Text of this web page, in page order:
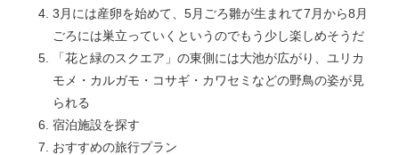
3月には産卵を始めて、5月ごろ雛が生まれて7月から8月
ごろには巣立っていくというのでもう少し楽しめそうだ
「花と緑のスクエア」の東側には大池が広がり、ユリカ
モメ・カルガモ・コサギ・カワセミなどの野鳥の姿が見
られる
宿泊施設を探す
おすすめの旅行プラン